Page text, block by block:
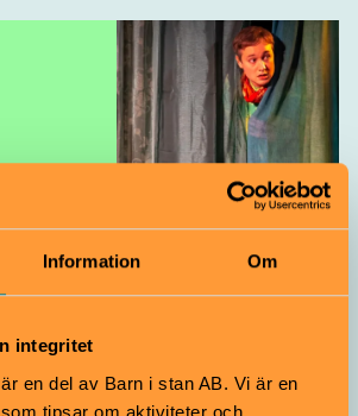
Information Om
integritet
en del av Barn i stan AB. Vi är en
tipsar om aktiviteter och